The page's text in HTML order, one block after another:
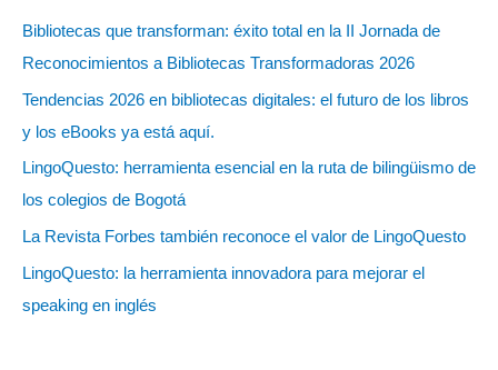
a
r
Bibliotecas que transforman: éxito total en la II Jornada de
Reconocimientos a Bibliotecas Transformadoras 2026
Tendencias 2026 en bibliotecas digitales: el futuro de los libros
y los eBooks ya está aquí.
LingoQuesto: herramienta esencial en la ruta de bilingüismo de
los colegios de Bogotá
La Revista Forbes también reconoce el valor de LingoQuesto
LingoQuesto: la herramienta innovadora para mejorar el
speaking en inglés